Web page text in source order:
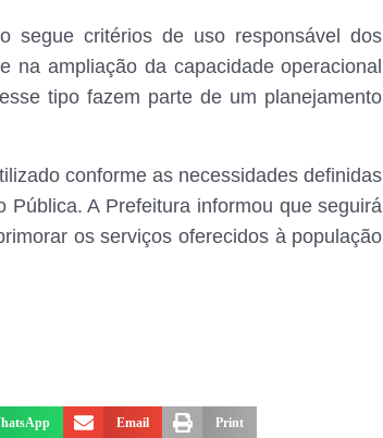
segue critérios de uso responsável dos
na ampliação da capacidade operacional
tipo fazem parte de um planejamento
conforme as necessidades definidas
A Prefeitura informou que seguirá
os serviços oferecidos à população
Email Print